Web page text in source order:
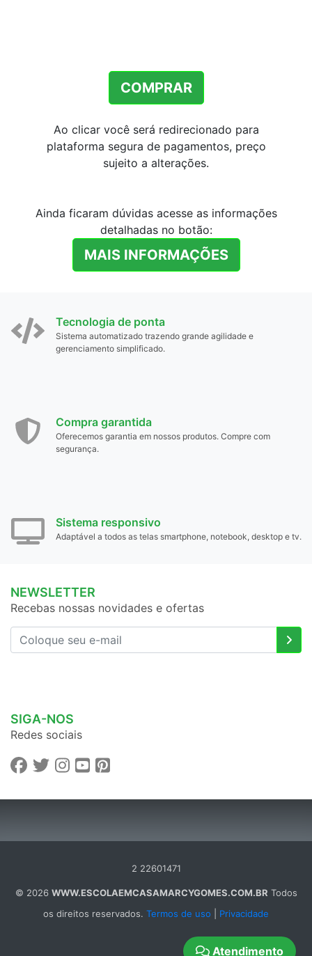
COMPRAR
Ao clicar você será redirecionado para
plataforma segura de pagamentos, preço
sujeito a alterações.
Ainda ficaram dúvidas acesse as informações
detalhadas no botão:
MAIS INFORMAÇÕES
Tecnologia de ponta
Sistema automatizado trazendo grande agilidade e
gerenciamento simplificado.
Compra garantida
Oferecemos garantia em nossos produtos. Compre com
segurança.
Sistema responsivo
Adaptável a todos as telas smartphone, notebook, desktop e tv.
NEWSLETTER
Recebas nossas novidades e ofertas
SIGA-NOS
Redes sociais
2 22601471
© 2026 WWW.ESCOLAEMCASAMARCYGOMES.COM.BR Todos
os direitos reservados. Termos de uso Privacidade
Atendimento